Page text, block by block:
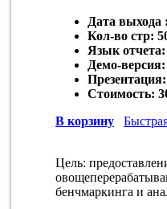
Дата выхода :
Кол-во стр:
Язык отчета:
Демо-версия:
Презентация:
Стоимость:
В корзину
Цель:
бенчмаркинга и